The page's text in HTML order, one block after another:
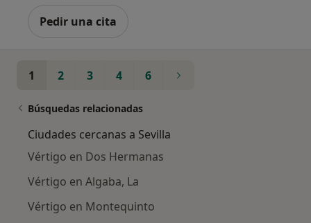
Pedir una cita
1 2 3 4 6
Búsquedas relacionadas
Ciudades cercanas a Sevilla
Vértigo en Dos Hermanas
Vértigo en Algaba, La
Vértigo en Montequinto